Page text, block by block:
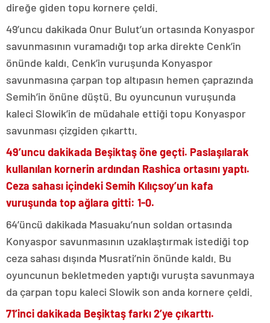
direğe giden topu kornere çeldi.
49’uncu dakikada Onur Bulut’un ortasında Konyaspor
savunmasının vuramadığı top arka direkte Cenk’in
önünde kaldı. Cenk’in vuruşunda Konyaspor
savunmasına çarpan top altıpasın hemen çaprazında
Semih’in önüne düştü. Bu oyuncunun vuruşunda
kaleci Slowik’in de müdahale ettiği topu Konyaspor
savunması çizgiden çıkarttı.
49’uncu dakikada Beşiktaş öne geçti. Paslaşılarak
kullanılan kornerin ardından Rashica ortasını yaptı.
Ceza sahası içindeki Semih Kılıçsoy’un kafa
vuruşunda top ağlara gitti: 1-0.
64’üncü dakikada Masuaku’nun soldan ortasında
Konyaspor savunmasının uzaklaştırmak istediği top
ceza sahası dışında Musrati’nin önünde kaldı. Bu
oyuncunun bekletmeden yaptığı vuruşta savunmaya
da çarpan topu kaleci Slowik son anda kornere çeldi.
71’inci dakikada Beşiktaş farkı 2’ye çıkarttı.